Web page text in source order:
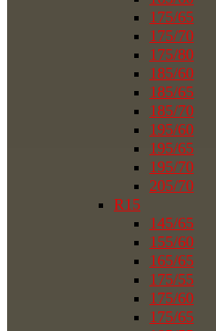
175/65
175/70
175/80
185/60
185/65
185/70
195/60
195/65
195/70
205/70
R15
145/65
155/60
165/65
175/55
175/60
175/65